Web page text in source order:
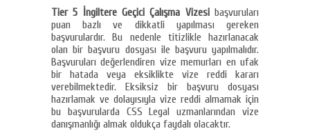
Tier 5 İngiltere Geçici Çalışma Vizesibaşvuruları
puan bazlı ve dikkatli yapılması gereken
başvurulardır. Bu nedenle titizlikle hazırlanacak
olan bir başvuru dosyası ile başvuru yapılmalıdır.
Başvuruları değerlendiren vize memurları en ufak
bir hatada veya eksiklikte vize reddi kararı
verebilmektedir. Eksiksiz bir başvuru dosyası
hazırlamak ve dolayısıyla vize reddi almamak için
bu başvurularda CSS Legal uzmanlarından vize
danışmanlığı almak oldukça faydalı olacaktır.